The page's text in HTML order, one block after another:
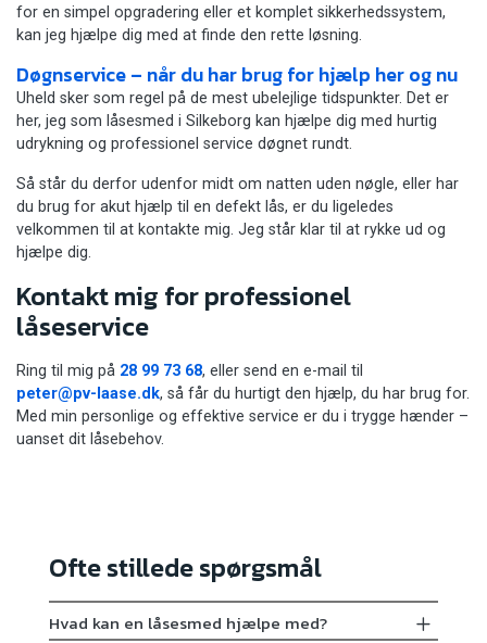
for en simpel opgradering eller et komplet sikkerhedssystem,
kan jeg hjælpe dig med at finde den rette løsning.
Døgnservice – når du har brug for hjælp her og nu
Uheld sker som regel på de mest ubelejlige tidspunkter. Det er
her, jeg som låsesmed i Silkeborg kan hjælpe dig med hurtig
udrykning og professionel service døgnet rundt.
Så står du derfor udenfor midt om natten uden nøgle, eller har
du brug for akut hjælp til en defekt lås, er du ligeledes
velkommen til at kontakte mig. Jeg står klar til at rykke ud og
hjælpe dig.
Kontakt mig for professionel
låseservice
Ring til mig på 28 99 73 68, eller send en e-mail til
peter@pv-laase.dk, så får du hurtigt den hjælp, du har brug for.
Med min personlige og effektive service er du i trygge hænder –
uanset dit låsebehov.
Ofte stillede spørgsmål
Hvad kan en låsesmed hjælpe med?